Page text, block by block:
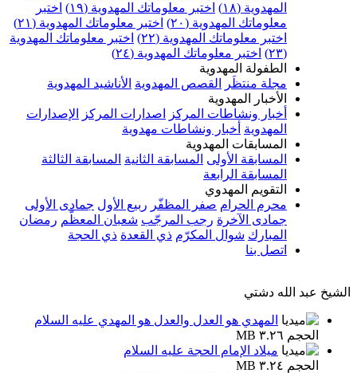
المهدوية (١٨)
اختبر معلوماتك المهدوية (١٩)
اختبر
معلوماتك المهدوية (٢٠)
اختبر معلوماتك المهدوية (٢١)
اختبر معلوماتك المهدوية (٢٢)
اختبر معلوماتك المهدوية
(٢٣)
اختبر معلوماتك المهدوية (٢٤)
الطفولة المهدوية
مجلة منتظَر
القصص المهدوية الأناشيد المهدوية
الأخبار المهدوية
أخبار ونشاطات المركز
اصدارات المركز
الإصدارات
المهدوية أخبار ونشاطات مهدوية
المسابقات المهدوية
المسابقة الأولى المسابقة الثانية المسابقة الثالثة
المسابقة الرابعة
التقويم المهدوي
محرم الحرام صفر المظفّر ربيع الأول جمادى الأولى
جمادى الآخرة رجب المرجّب شعبان المعظّم رمضان
المبارك شوال المكرّم ذي القعدة ذي الحجة
اتصل بنا
الشيخ عبد الله دشتي
المهدي هو العدل والعدل هو المهدي عليه السلام
الحجم ٣.٢٦ MB
ميلاد الإمام الحجة عليه السلام
الحجم ٣.٢٤ MB